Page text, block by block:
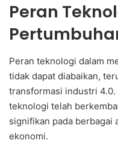
Peran
Peran teknologi dalam
tidak dapat diabaikan,
transformasi industri 4.0.
teknologi telah
signifikan pada berbagai
ekonomi.